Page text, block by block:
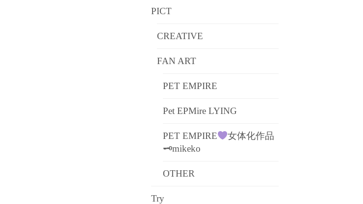
PICT
CREATIVE
FAN ART
PET EMPIRE
Pet EPMire LYING
PET EMPIRE
女体化作品
🗝mikeko
OTHER
Try